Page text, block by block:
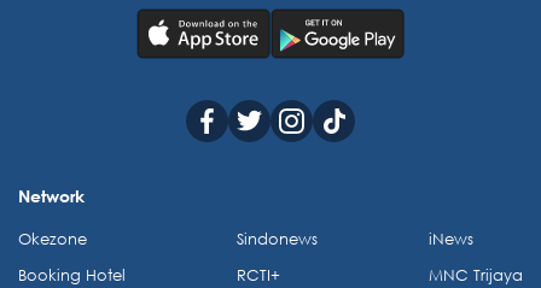
Network
Okezone
Booking Hotel
Sindonews
RCTI+
iNews
MNC Trijaya